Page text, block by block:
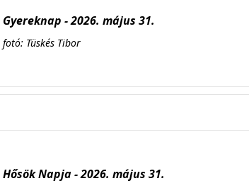
Gyereknap - 2026. május 31.
fotó: Tüskés Tibor
Hősök Napja - 2026. május 31.